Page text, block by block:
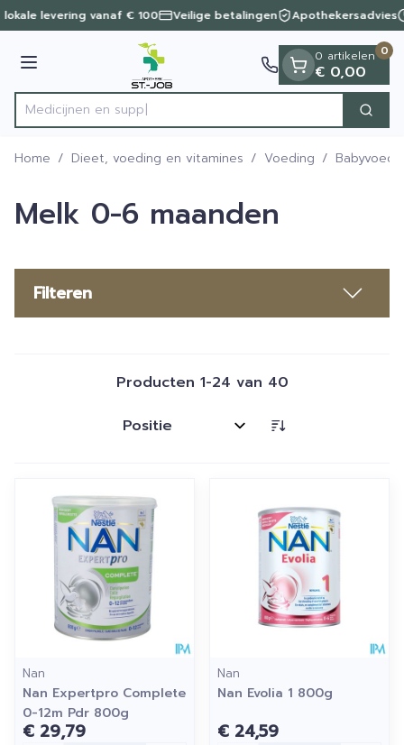
Ga naar de inhoud
1 van 1
levering vanaf € 100 Veilige betalingen Apothekersadvies
Menu
Product, merk, categorie... Zoek
0 artikelen
€ 0,00
0
Home / Dieet, voeding en vitamines / Voeding /
Melk 0-6 maanden
Filteren
Producten 1-24 van 40
Sorteer op:
Nan
Nan Expertpro Complete
0-12m Pdr 800g
€ 29,79
Nan
Nan Evolia 1 800g
€ 24,59